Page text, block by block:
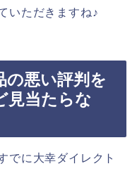
いただきますね♪
の悪い評判を
見当たらな
でに大幸ダイレクト